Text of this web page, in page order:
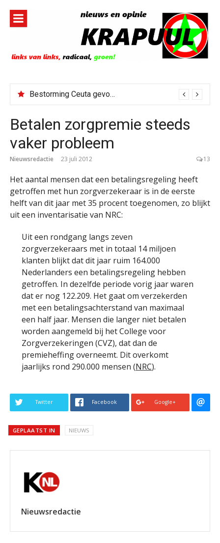
inhoud
Bestorming Ceuta gevolg van op sociale media verspreide hoax?
Betalen zorgpremie steeds
vaker probleem
Nieuwsredactie 23 juli 2012 13
Het aantal mensen dat een betalingsregeling heeft
getroffen met hun zorgverzekeraar is in de eerste
helft van dit jaar met 35 procent toegenomen, zo blijkt
uit een inventarisatie van NRC:
Uit een rondgang langs zeven
zorgverzekeraars met in totaal 14 miljoen
klanten blijkt dat dit jaar ruim 164.000
Nederlanders een betalingsregeling hebben
getroffen. In dezelfde periode vorig jaar waren
dat er nog 122.209. Het gaat om verzekerden
met een betalingsachterstand van maximaal
een half jaar. Mensen die langer niet betalen
worden aangemeld bij het College voor
Zorgverzekeringen (CVZ), dat dan de
premieheffing overneemt. Dit overkomt
jaarlijks rond 290.000 mensen (NRC).
Twitter Facebook Google+
GEPLAATST IN NIEUWS
Nieuwsredactie